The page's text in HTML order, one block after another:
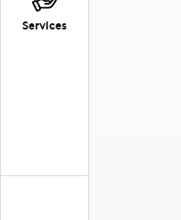
Services